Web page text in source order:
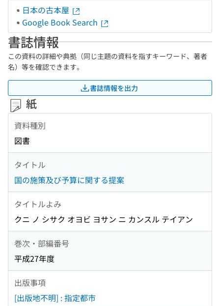
日本の古本屋
Google Book Search
書誌情報
この資料の詳細や典拠（同じ主題の資料を指すキーワード、著者
名）等を確認できます。
書誌情報を出力
紙
資料種別
図書
タイトル
国の施策及び予算に関する提案
タイトルよみ
クニ ノ シサク オヨビ ヨサン ニ カンスル テイアン
巻次・部編番号
平成27年度
出版事項
[出版地不明] : 指定都市